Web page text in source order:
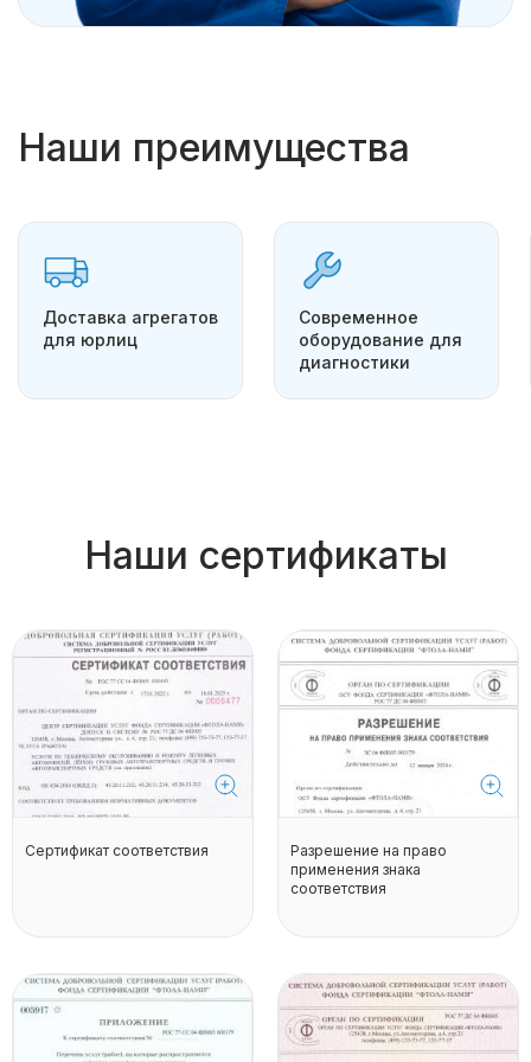
Наши преимущества
Доставка агрегатов
для юрлиц
Современное
оборудование для
диагностики
Наши сертификаты
Сертификат соответствия
Разрешение на право
применения знака
соответствия